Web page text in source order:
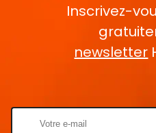
Inscrivez-
newsletter